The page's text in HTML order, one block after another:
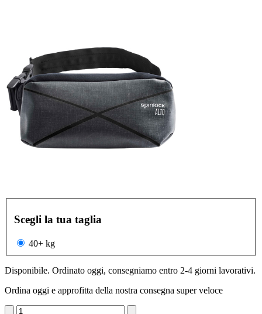
Scegli la tua taglia
40+ kg
Disponibile. Ordinato oggi, consegniamo entro 2-4 giorni lavorativi.
Ordina oggi e approfitta della nostra consegna super veloce